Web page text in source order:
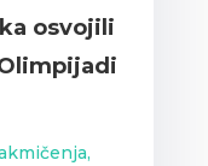
osvojili
,